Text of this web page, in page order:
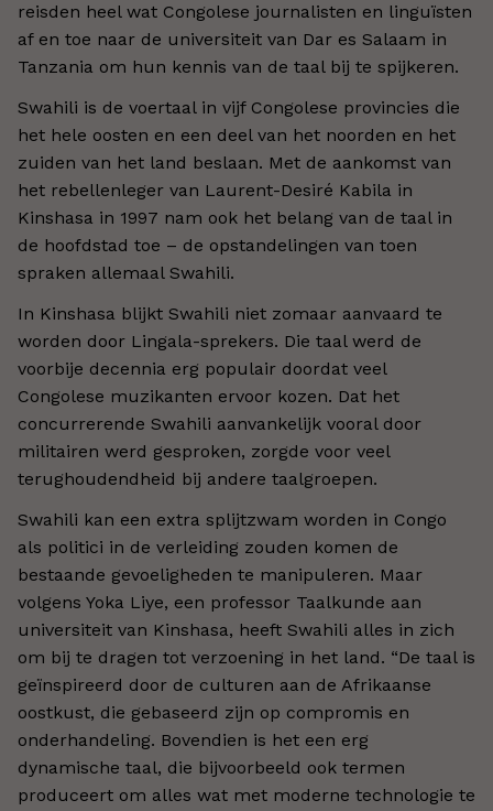
reisden heel wat Congolese journalisten en linguïsten
af en toe naar de universiteit van Dar es Salaam in
Tanzania om hun kennis van de taal bij te spijkeren.
Swahili is de voertaal in vijf Congolese provincies die
het hele oosten en een deel van het noorden en het
zuiden van het land beslaan. Met de aankomst van
het rebellenleger van Laurent-Desiré Kabila in
Kinshasa in 1997 nam ook het belang van de taal in
de hoofdstad toe – de opstandelingen van toen
spraken allemaal Swahili.
In Kinshasa blijkt Swahili niet zomaar aanvaard te
worden door Lingala-sprekers. Die taal werd de
voorbije decennia erg populair doordat veel
Congolese muzikanten ervoor kozen. Dat het
concurrerende Swahili aanvankelijk vooral door
militairen werd gesproken, zorgde voor veel
terughoudendheid bij andere taalgroepen.
Swahili kan een extra splijtzwam worden in Congo
als politici in de verleiding zouden komen de
bestaande gevoeligheden te manipuleren. Maar
volgens Yoka Liye, een professor Taalkunde aan
universiteit van Kinshasa, heeft Swahili alles in zich
om bij te dragen tot verzoening in het land. “De taal is
geïnspireerd door de culturen aan de Afrikaanse
oostkust, die gebaseerd zijn op compromis en
onderhandeling. Bovendien is het een erg
dynamische taal, die bijvoorbeeld ook termen
produceert om alles wat met moderne technologie te